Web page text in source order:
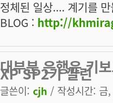
정체된 일상.... 계기를
BLOG : http://
대부분 은행은 키
XP SP2가 깔린
글쓴이: cjh / 작성시간: